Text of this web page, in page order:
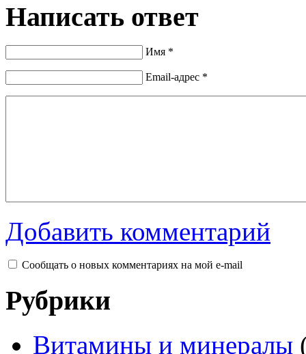
Написать ответ
Имя *
Email-адрес *
Добавить комментарий
Сообщать о новых комментариях на мой e-mail
Рубрики
Витамины и минералы